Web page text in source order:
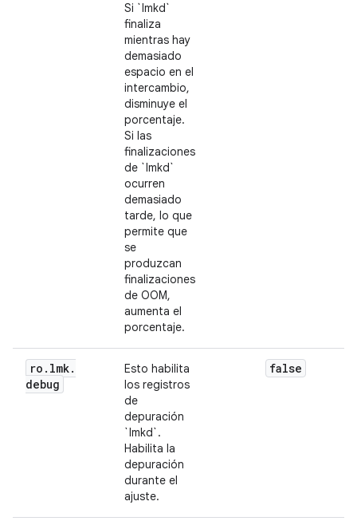
Si `lmkd`
finaliza
mientras hay
demasiado
espacio en el
intercambio,
disminuye el
porcentaje.
Si las
finalizaciones
de `lmkd`
ocurren
demasiado
tarde, lo que
permite que
se
produzcan
finalizaciones
de OOM,
aumenta el
porcentaje.
ro . lmk.
debug
Esto habilita
los registros
de
depuración
`lmkd`.
Habilita la
depuración
durante el
ajuste.
false